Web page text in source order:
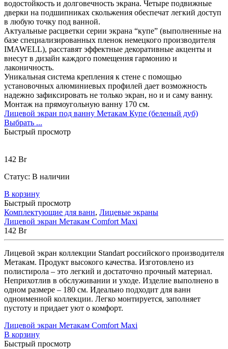
водостойкость и долговечность экрана. Четыре подвижные
дверки на подшипниках скольжения обеспечат легкий доступ
в любую точку под ванной.
Актуальные расцветки серии экрана “купе” (выполненные на
базе специализированных пленок немецкого производителя
IMAWELL), расставят эффектные декоративные акценты и
внесут в дизайн каждого помещения гармонию и
лаконичность.
Уникальная система крепления к стене с помощью
установочных алюминиевых профилей дает возможность
надежно зафиксировать не только экран, но и и саму ванну.
Монтаж на прямоугольную ванну 170 см.
Лицевой экран под ванну Метакам Купе (беленый дуб)
Выбрать ...
Быстрый просмотр
142 Br
Статус: В наличии
В корзину
Быстрый просмотр
Комплектующие для ванн, Лицевые экраны
Лицевой экран Метакам Comfort Maxi
142 Br
Лицевой экран коллекции Standart российского производителя
Метакам. Продукт высокого качества. Изготовлено из
полистирола – это легкий и достаточно прочный материал.
Неприхотлив в обслуживании и уходе. Изделие выполнено в
одном размере – 180 см. Идеально подходит для ванн
одноименной коллекции. Легко монтируется, заполняет
пустоту и придает уют о комфорт.
Лицевой экран Метакам Comfort Maxi
В корзину
Быстрый просмотр